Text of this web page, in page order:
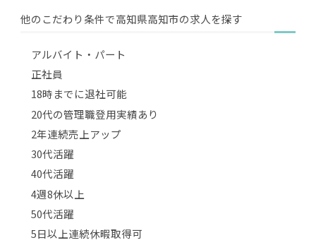
他のこだわり条件で高知県高知市の求人を探す
アルバイト・パート
正社員
18時までに退社可能
20代の管理職登用実績あり
2年連続売上アップ
30代活躍
40代活躍
4週8休以上
50代活躍
5日以上連続休暇取得可